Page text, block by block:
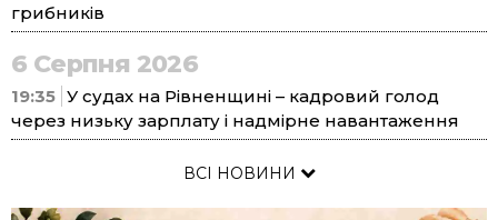
грибників
6 Серпня 2026
19:35 У судах на Рівненщині – кадровий голод
через низьку зарплату і надмірне навантаження
ВСІ НОВИНИ